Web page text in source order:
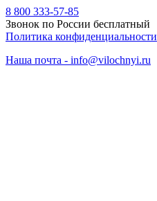
8 800 333-57-85
Звонок по России бесплатный
Политика конфиденциальности
Наша почта - info@vilochnyi.ru